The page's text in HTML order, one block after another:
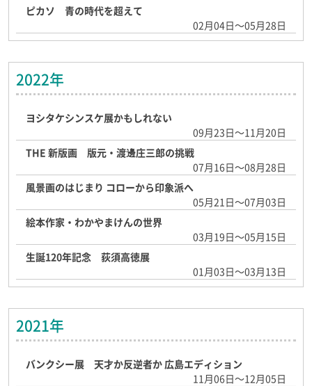
ピカソ 青の時代を超えて
02月04日～05月28日
2022年
ヨシタケシンスケ展かもしれない
09月23日～11月20日
THE 新版画 版元・渡邊庄三郎の挑戦
07月16日～08月28日
風景画のはじまり コローから印象派へ
05月21日～07月03日
絵本作家・わかやまけんの世界
03月19日～05月15日
生誕120年記念 荻須高徳展
01月03日～03月13日
2021年
バンクシー展 天才か反逆者か 広島エディション
11月06日～12月05日